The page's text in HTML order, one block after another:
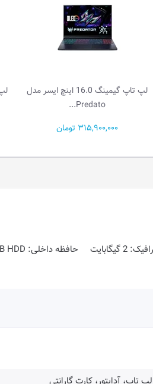
لپ تاپ 15.6 اینچ ایسر مدل Aspire Go 15
A...
81,500,000 تومان